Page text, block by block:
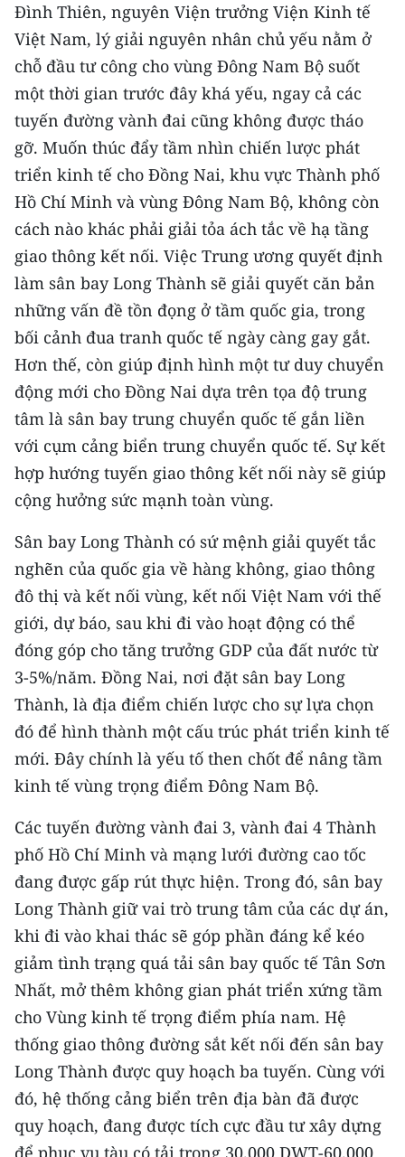
Media Thế giới
Media Thể thao
Media Giáo dục
Media Y tế
Media Khoa học - Công nghệ
Media Môi trường
Ảnh
Infographic
TIN MỚI
TIN ĐỊA PHƯƠNG
Trung du và miền núi phía Bắc
Đồng bằng sông Hồng
Duyên hải Nam Trung Bộ và Tây
Nguyên
Đông Nam Bộ
Đồng bằng sông Cửu Long
Chuyên trang Hà Nội
Chuyên trang TP. Hồ Chí Minh
CHUYÊN ĐỀ
CÁC CHUYÊN TRANG
VỀ BÁO NHÂN DÂN
THỜI NAY
NHÂN DÂN CUỐI TUẦN
NHÂN DÂN HẰNG THÁNG
MUA BÁO
ĐỌC BÁO IN
Đình Thiên, nguyên Viện trưởng Viện Kinh tế
Việt Nam, lý giải nguyên nhân chủ yếu nằm ở
chỗ đầu tư công cho vùng Đông Nam Bộ suốt
một thời gian trước đây khá yếu, ngay cả các
tuyến đường vành đai cũng không được tháo
gỡ. Muốn thúc đẩy tầm nhìn chiến lược phát
triển kinh tế cho Đồng Nai, khu vực Thành phố
Hồ Chí Minh và vùng Đông Nam Bộ, không còn
cách nào khác phải giải tỏa ách tắc về hạ tầng
giao thông kết nối. Việc Trung ương quyết định
làm sân bay Long Thành sẽ giải quyết căn bản
những vấn đề tồn đọng ở tầm quốc gia, trong
bối cảnh đua tranh quốc tế ngày càng gay gắt.
Hơn thế, còn giúp định hình một tư duy chuyển
động mới cho Đồng Nai dựa trên tọa độ trung
tâm là sân bay trung chuyển quốc tế gắn liền
với cụm cảng biển trung chuyển quốc tế. Sự kết
hợp hướng tuyến giao thông kết nối này sẽ giúp
cộng hưởng sức mạnh toàn vùng.
Sân bay Long Thành có sứ mệnh giải quyết tắc
nghẽn của quốc gia về hàng không, giao thông
đô thị và kết nối vùng, kết nối Việt Nam với thế
giới, dự báo, sau khi đi vào hoạt động có thể
đóng góp cho tăng trưởng GDP của đất nước từ
3-5%/năm. Đồng Nai, nơi đặt sân bay Long
Thành, là địa điểm chiến lược cho sự lựa chọn
đó để hình thành một cấu trúc phát triển kinh tế
mới. Đây chính là yếu tố then chốt để nâng tầm
kinh tế vùng trọng điểm Đông Nam Bộ.
Các tuyến đường vành đai 3, vành đai 4 Thành
phố Hồ Chí Minh và mạng lưới đường cao tốc
đang được gấp rút thực hiện. Trong đó, sân bay
Long Thành giữ vai trò trung tâm của các dự án,
khi đi vào khai thác sẽ góp phần đáng kể kéo
giảm tình trạng quá tải sân bay quốc tế Tân Sơn
Nhất, mở thêm không gian phát triển xứng tầm
cho Vùng kinh tế trọng điểm phía nam. Hệ
thống giao thông đường sắt kết nối đến sân bay
Long Thành được quy hoạch ba tuyến. Cùng với
đó, hệ thống cảng biển trên địa bàn đã được
quy hoạch, đang được tích cực đầu tư xây dựng
để phục vụ tàu có tải trọng 30.000 DWT-60.000